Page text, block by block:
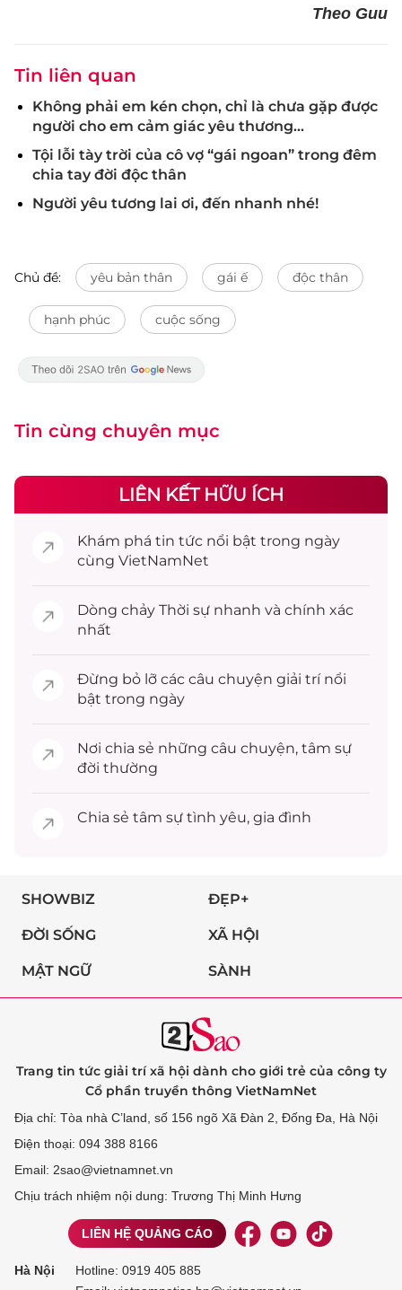
Theo Guu
Tin liên quan
Không phải em kén chọn, chỉ là chưa gặp được
người cho em cảm giác yêu thương...
Tội lỗi tày trời của cô vợ “gái ngoan” trong đêm
chia tay đời độc thân
Người yêu tương lai ơi, đến nhanh nhé!
Chủ đề: yêu bản thân gái ế độc thân
hạnh phúc cuộc sống
Tin cùng chuyên mục
LIÊN KẾT HỮU ÍCH
Khám phá tin tức nổi bật trong ngày
cùng VietNamNet
Dòng chảy Thời sự nhanh và chính xác
nhất
Đừng bỏ lỡ các câu chuyện giải trínổi
bật trong ngày
Nơi chia sẻ những câu chuyện, tâm sự
đời thường
Chia sẻ tâm sự tình yêu, gia đình
SHOWBIZ ĐẸP+
ĐỜI SỐNG XÃ HỘI
MẬT NGỮ SÀNH
Trang tin tức giải trí xã hội dành cho giới trẻ của công ty
Cổ phần truyền thông VietNamNet
Địa chỉ: Tòa nhà C’land, số 156 ngõ Xã Đàn 2, Đống Đa, Hà Nội
Điện thoại: 094 388 8166
Email: 2sao@vietnamnet.vn
Chịu trách nhiệm nội dung: Trương Thị Minh Hưng
LIÊN HỆ QUẢNG CÁO
Hà Nội Hotline: 0919 405 885